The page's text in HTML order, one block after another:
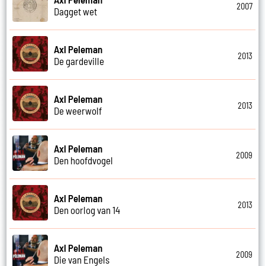
Dagget wet
2007
Axl Peleman
De gardeville
2013
Axl Peleman
De weerwolf
2013
Axl Peleman
Den hoofdvogel
2009
Axl Peleman
Den oorlog van 14
2013
Axl Peleman
Die van Engels
2009